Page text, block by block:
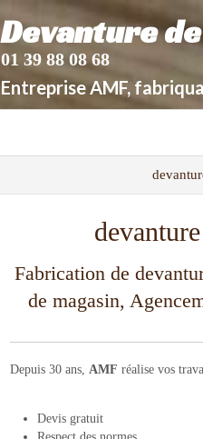
01 39 88 08 68
Entreprise AMF,
Devanture
Fabrication de
de magasin,
Depuis 30 ans, AMF réalise vos
Devis gratuit